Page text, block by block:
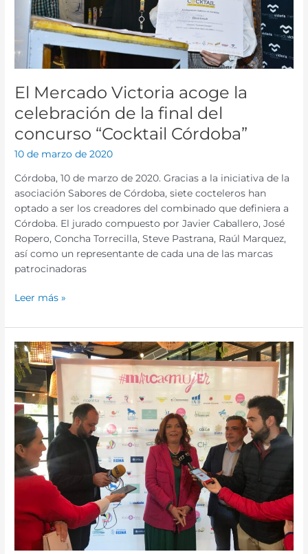
El Mercado Victoria acoge la
celebración de la final del
concurso “Cocktail Córdoba”
10 de marzo de 2020
Córdoba, 10 de marzo de 2020. Gracias a la iniciativa de la
asociación Sabores de Córdoba, siete cocteleros han
optado a ser los creadores del combinado que definiera a
Córdoba. El jurado compuesto por Javier Caballero, José
Ropero, Concha Torrecilla, Steve Pastrana, Raúl Marquez,
así como un representante de cada una de las marcas
patrocinadoras
final
del
concurso
“Cocktail
Córdoba”
Leer más »
Más
de
100
mujeres
empresarias
reúnen
en
un
desayuno
negocios